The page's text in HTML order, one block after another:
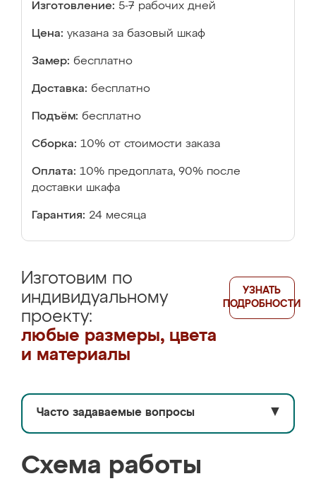
Изготовление: 5-7 рабочих дней
Цена: указана за базовый шкаф
Замер: бесплатно
Доставка: бесплатно
Подъём: бесплатно
Сборка: 10% от стоимости заказа
Оплата: 10% предоплата, 90% после
доставки шкафа
Гарантия: 24 месяца
Изготовим по
индивидуальному
проекту:
любые размеры, цвета
и материалы
УЗНАТЬ
ПОДРОБНОСТИ
Часто задаваемые вопросы ▼
Схема работы